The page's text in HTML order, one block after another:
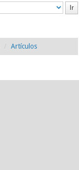
Artículos